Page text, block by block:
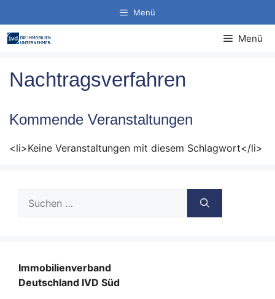
Inhalt
springen
Menü
Menü
Nachtragsverfahren
Kommende Veranstaltungen
<li>Keine Veranstaltungen mit diesem Schlagwort</li>
nach:
Immobilienverband
Deutschland IVD Süd